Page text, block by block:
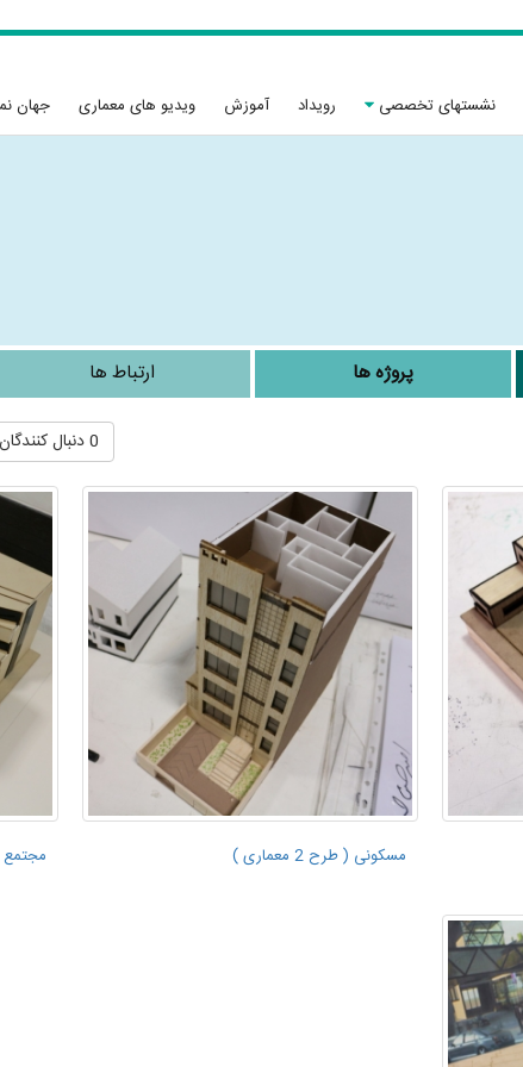
نشستهای تخصصی رویداد آموزش ویدیو های معماری جهان
پروژه ها ارتباط ها
0 دنبال کنندگان
مسکونی ( طرح 2 معماری ) مجتمع